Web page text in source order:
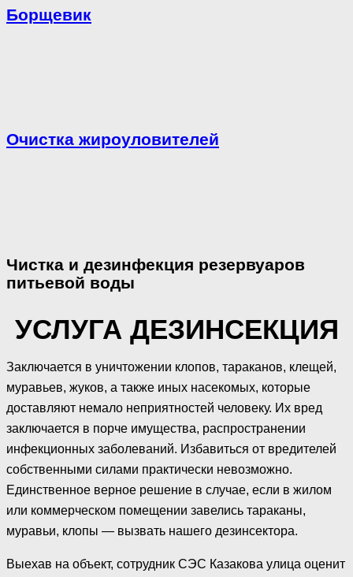
Борщевик
Очистка жироуловителей
Чистка и дезинфекция резервуаров
питьевой воды
УСЛУГА ДЕЗИНСЕКЦИЯ
Заключается в уничтожении клопов, тараканов, клещей,
муравьев, жуков, а также иных насекомых, которые
доставляют немало неприятностей человеку. Их вред
заключается в порче имущества, распространении
инфекционных заболеваний. Избавиться от вредителей
собственными силами практически невозможно.
Единственное верное решение в случае, если в жилом
или коммерческом помещении завелись тараканы,
муравьи, клопы — вызвать нашего дезинсектора.
Выехав на объект, сотрудник СЭС Казакова улица оценит